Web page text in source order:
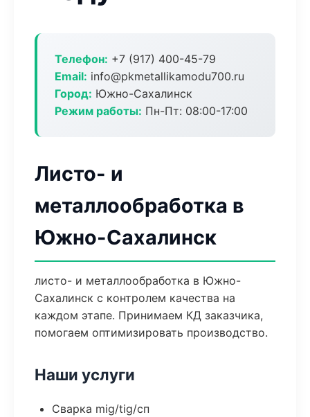
Телефон: +7 (917) 400-45-79
Email: info@pkmetallikamodu700.ru
Город: Южно-Сахалинск
Режим работы: Пн-Пт: 08:00-17:00
Листо- и
металлообработка в
Южно-Сахалинск
листо- и металлообработка в Южно-
Сахалинск с контролем качества на
каждом этапе. Принимаем КД заказчика,
помогаем оптимизировать производство.
Наши услуги
Сварка mig/tig/сп